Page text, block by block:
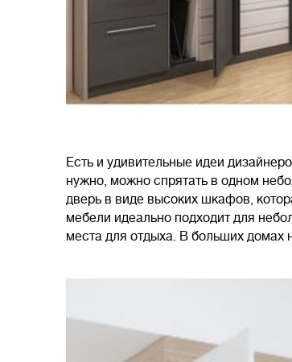
Есть и удивительные идеи
нужно, можно спрятать в одном
дверь в виде высоких шкафов,
мебели идеально подходит для
места для отдыха. В больших домах